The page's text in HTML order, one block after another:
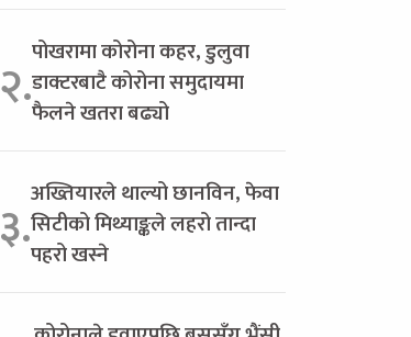
२.पोखरामा कोरोना कहर, डुलुवा
डाक्टरबाटै कोरोना समुदायमा
फैलने खतरा बढ्यो
३.अख्तियारले थाल्यो छानविन, फेवा
सिटीको मिथ्याङ्कले लहरो तान्दा
पहरो खस्ने